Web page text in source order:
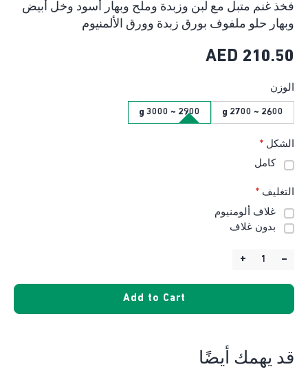
فخذ غنم متبل مع لبن وزبدة وملح وبهار أسود وخل أبيض
وبهار حلو ملفوف بورق زبدة وورق الألمنيوم
210.50
AED
الوزن
2600 ~ 2700 g
2900 ~ 3000 g
الشكل *
كامل
التغليف *
غلاف ألومنيوم
بدون غلاف
–
+
Add to Cart
قد يهمك أيضًا